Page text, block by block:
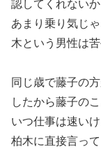
認してくれない
あまり乗り気じ
木という男性は
同じ歳で藤子の
したから藤子の
いつ仕事は速い
柏木に直接言っ